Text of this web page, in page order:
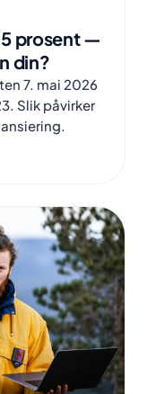
prosent —
din?
7. mai 2026
Slik påvirker